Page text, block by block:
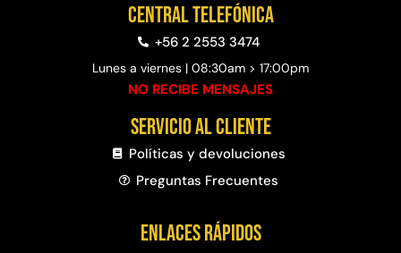
Central telefónica
+56 2 2553 3474
Lunes a viernes | 08:30am > 17:00pm
NO RECIBE MENSAJES
Servicio al cliente
Políticas y devoluciones
Preguntas Frecuentes​
Enlaces rápidos